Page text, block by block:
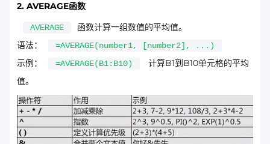
2. AVERAGE函数
AVERAGE
函数计算一组数值的平均值。
语法：
=AVERAGE(number1, [number2], ...)
示例： =AVERAGE(B1:B10)
计算B1到B10单元格的平均
值。